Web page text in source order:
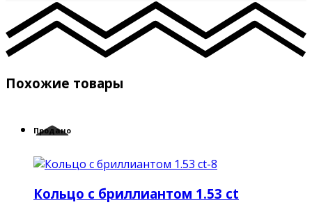
Похожие товары
Продано
Кольцо с бриллиантом 1.53 ct